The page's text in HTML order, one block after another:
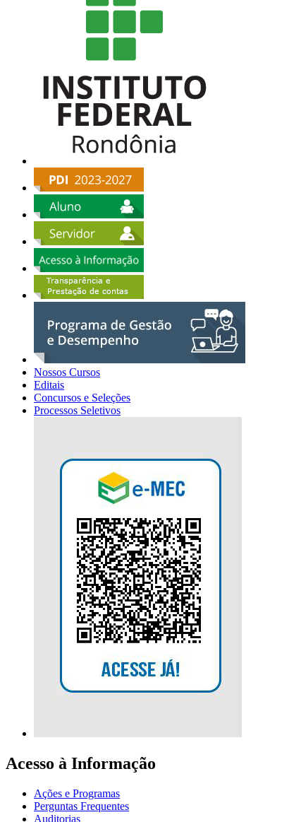
Nossos Cursos
Editais
Concursos e Seleções
Processos Seletivos
Acesso à Informação
Ações e Programas
Perguntas Frequentes
Auditorias